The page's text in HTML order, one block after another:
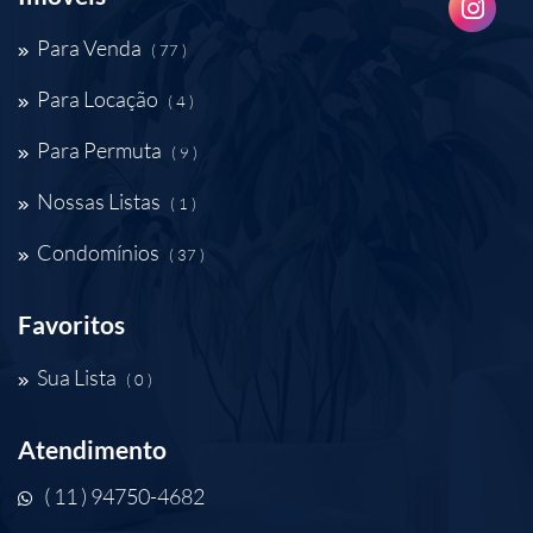
Para Venda ( 77 )
Para Locação ( 4 )
Para Permuta ( 9 )
Nossas Listas ( 1 )
Condomínios ( 37 )
Favoritos
Sua Lista ( 0 )
Atendimento
( 11 ) 94750-4682